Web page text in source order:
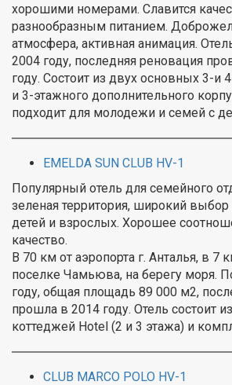
хорошими номерами. Славится
разнообразным питанием.
атмосфера, активная анимация.
2004 году, последняя реновация
году. Состоит из двух основных 3-и
и 3-этажного дополнительного
подходит для молодежи и семей с
EMELDA SUN CLUB HV-1
Популярный отель для семейного
зеленая территория, широкий
детей и взрослых. Хорошее
качество.
В 70 км от аэропорта г. Анталья, в 7
поселке Чамьюва, на берегу моря.
году, oбщая площадь 89 000 м2,
прошла в 2014 году. Отель состоит
коттеджей Hotel (2 и 3 этажа) и
CLUB MARCO POLO HV-1